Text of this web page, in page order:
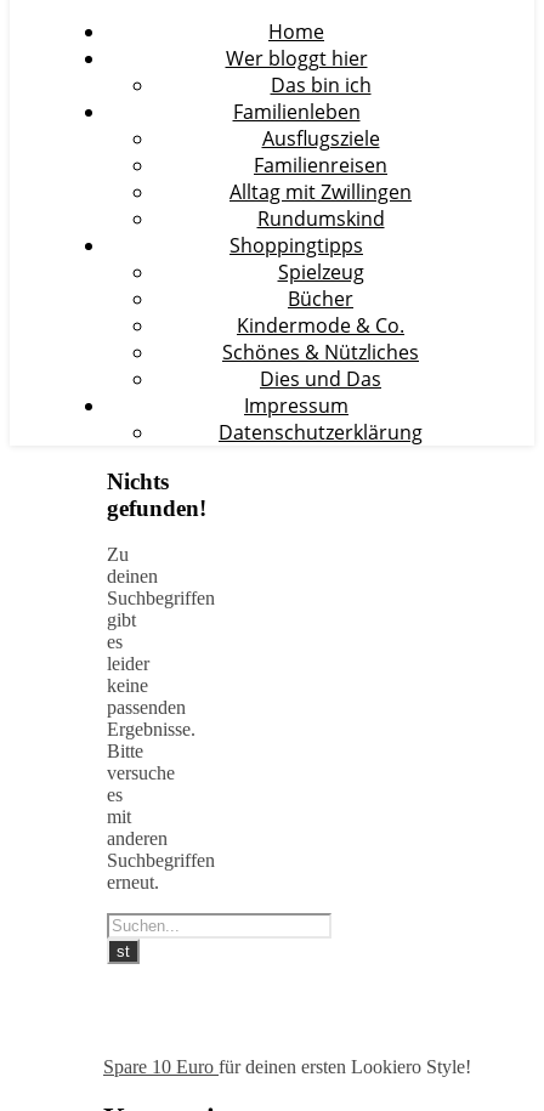
Home
Wer bloggt hier
Das bin ich
Familienleben
Ausflugsziele
Familienreisen
Alltag mit Zwillingen
Rundumskind
Shoppingtipps
Spielzeug
Bücher
Kindermode & Co.
Schönes & Nützliches
Dies und Das
Impressum
Datenschutzerklärung
Nichts
gefunden!
Zu
deinen
Suchbegriffen
gibt
es
leider
keine
passenden
Ergebnisse.
Bitte
versuche
es
mit
anderen
Suchbegriffen
erneut.
Spare 10 Euro für deinen ersten Lookiero Style!